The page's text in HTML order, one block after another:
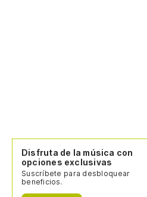
Disfruta de la música con
opciones exclusivas
Suscríbete para desbloquear
beneficios.